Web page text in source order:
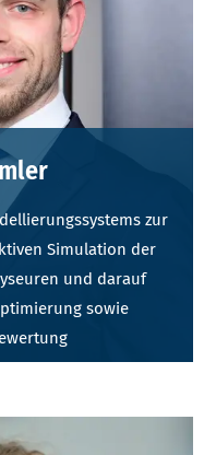
zur
Simulation der
und darauf
sowie